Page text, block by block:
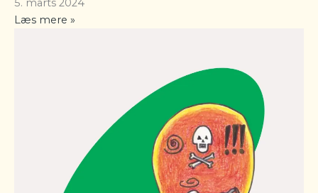
5. marts 2024
Læs mere »